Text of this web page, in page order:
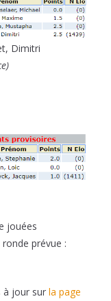
Dimitri
jouées
prévue :
à jour sur la page